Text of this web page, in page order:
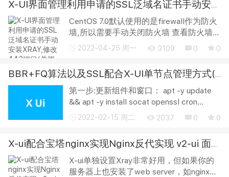
X-UI界面管理利用申请的SSL泛域名证书手动安装XRAY,修改443端口(关闭Centos7的防火墙)
CentOS 7.0默认使用的是firewall作为防火
墙,所以需要手动关闭防火墙 查看防火墙状
态 firewall-cmd --state 停止firewall
systemctl stop firewalld.service 禁止
2022-04-25 周一 3109 0 0
BBR+FQ算法以及SSL配合X-UI单节点管理方式(Debian10 X64系统验证成功)
第一步:更新组件和窗口： apt -y update
&& apt -y install socat openssl cron
dnsutils libaio1 libaio-dev build-essential
2022-02-15 周二 2037 0 0
X-ui配合宝塔nginx实现Nginx反代实现 v2-ui 面板和网站共存
X-ui单独设置Xray非常好用，但如果你的
服务器上也安装了web server，如nginx，